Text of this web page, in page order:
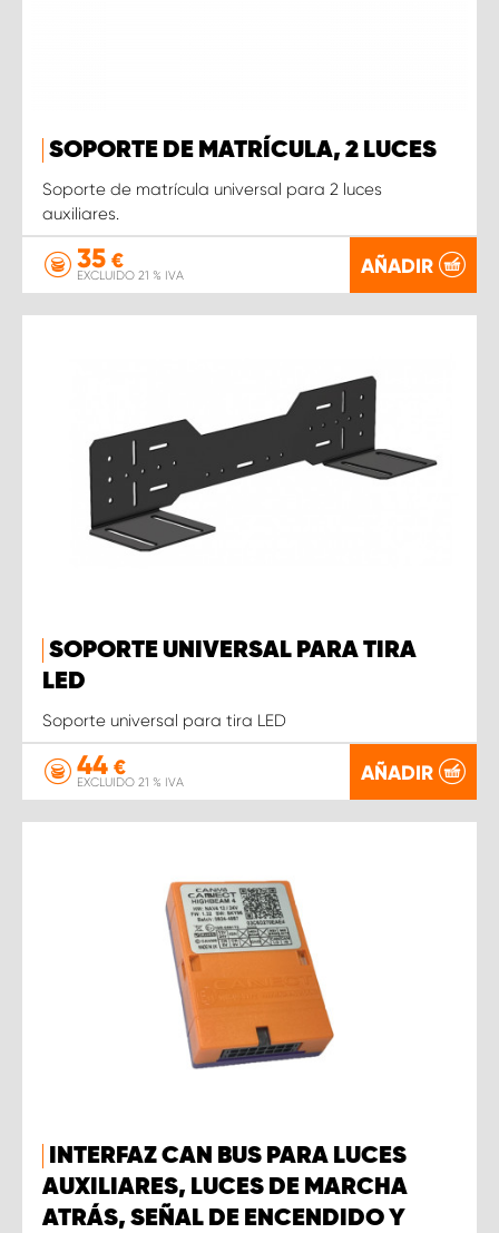
SOPORTE DE MATRÍCULA, 2 LUCES
Soporte de matrícula universal para 2 luces
auxiliares.
35 €
EXCLUIDO 21 % IVA AÑADIR
SOPORTE UNIVERSAL PARA TIRA
LED
Soporte universal para tira LED
44 €
EXCLUIDO 21 % IVA AÑADIR
INTERFAZ CAN BUS PARA LUCES
AUXILIARES, LUCES DE MARCHA
ATRÁS, SEÑAL DE ENCENDIDO Y